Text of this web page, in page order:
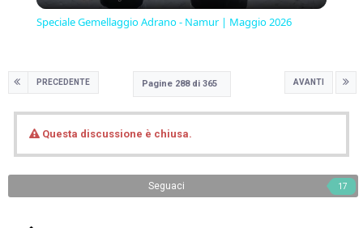
Speciale Gemellaggio Adrano - Namur | Maggio 2026
PRECEDENTE AVANTI
Pagine 288 di 365
Questa discussione è chiusa.
Seguaci 17